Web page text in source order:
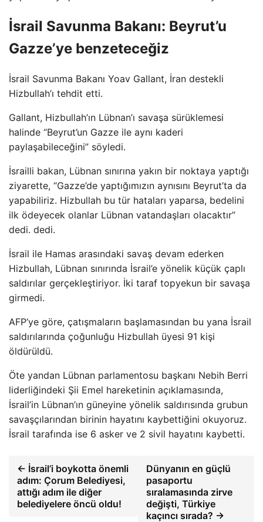
İsrail Savunma Bakanı: Beyrut’u
Gazze’ye benzeteceğiz
İsrail Savunma Bakanı Yoav Gallant, İran destekli
Hizbullah’ı tehdit etti.
Gallant, Hizbullah’ın Lübnan’ı savaşa sürüklemesi
halinde “Beyrut’un Gazze ile aynı kaderi
paylaşabileceğini” söyledi.
İsrailli bakan, Lübnan sınırına yakın bir noktaya yaptığı
ziyarette, “Gazze’de yaptığımızın aynısını Beyrut’ta da
yapabiliriz. Hizbullah bu tür hataları yaparsa, bedelini
ilk ödeyecek olanlar Lübnan vatandaşları olacaktır”
dedi. dedi.
İsrail ile Hamas arasındaki savaş devam ederken
Hizbullah, Lübnan sınırında İsrail’e yönelik küçük çaplı
saldırılar gerçekleştiriyor. İki taraf topyekun bir savaşa
girmedi.
AFP’ye göre, çatışmaların başlamasından bu yana İsrail
saldırılarında çoğunluğu Hizbullah üyesi 91 kişi
öldürüldü.
Öte yandan Lübnan parlamentosu başkanı Nebih Berri
liderliğindeki Şii Emel hareketinin açıklamasında,
İsrail’in Lübnan’ın güneyine yönelik saldırısında grubun
savaşçılarından birinin hayatını kaybettiğini okuyoruz.
İsrail tarafında ise 6 asker ve 2 sivil hayatını kaybetti.
← İsrail’i boykotta önemli
adım: Çorum Belediyesi,
attığı adım ile diğer
belediyelere öncü oldu!
Dünyanın en güçlü
pasaportu
sıralamasında zirve
değişti, Türkiye
kaçıncı sırada? →